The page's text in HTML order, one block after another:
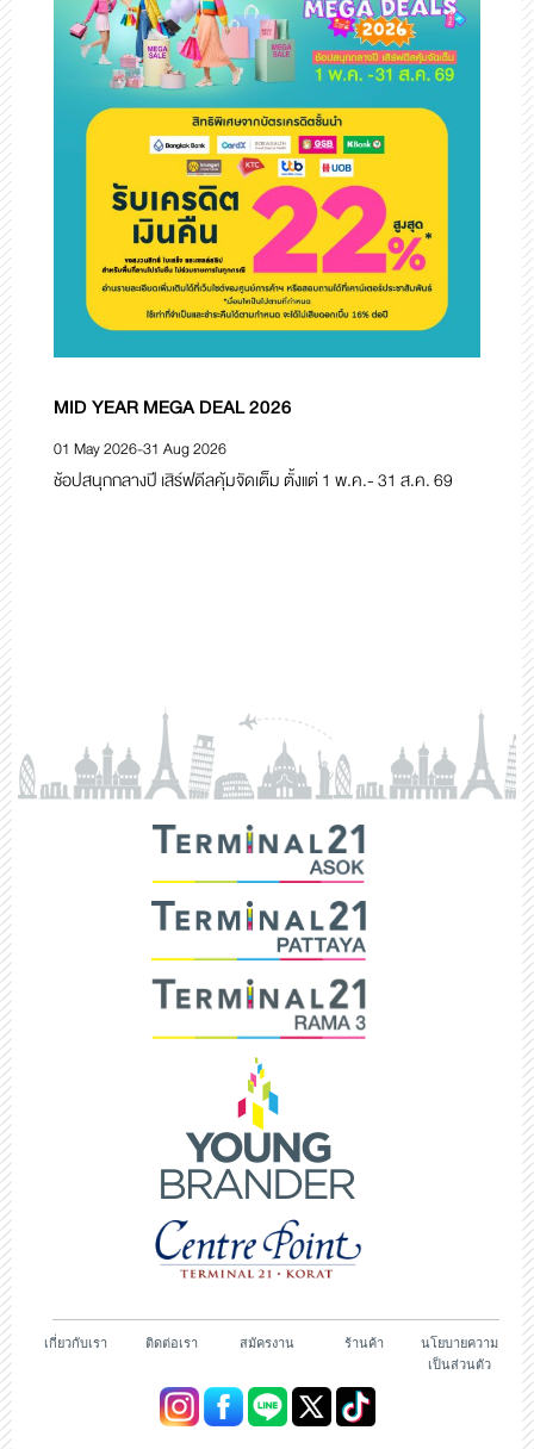
MID YEAR MEGA DEAL 2026
01 May 2026-31 Aug 2026
ช้อปสนุกกลางปี เสิร์ฟดีลคุ้มจัดเต็ม ตั้งแต่ 1 พ.ค.- 31 ส.ค. 69
เกี่ยวกับเรา ติดต่อเรา สมัครงาน ร้านค้า
นโยบายความ
เป็นส่วนตัว